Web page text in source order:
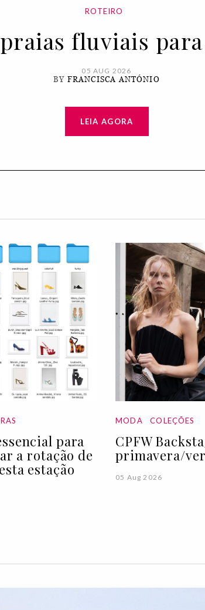
ROTEIRO
fluviais
05 AUG 2026
BY FRANCISCA ANTÓNIO
LEIA AGORA
para
a rotação de
estação
MODA COLEÇÕES
CPFW
primavera/
05 Aug 2026